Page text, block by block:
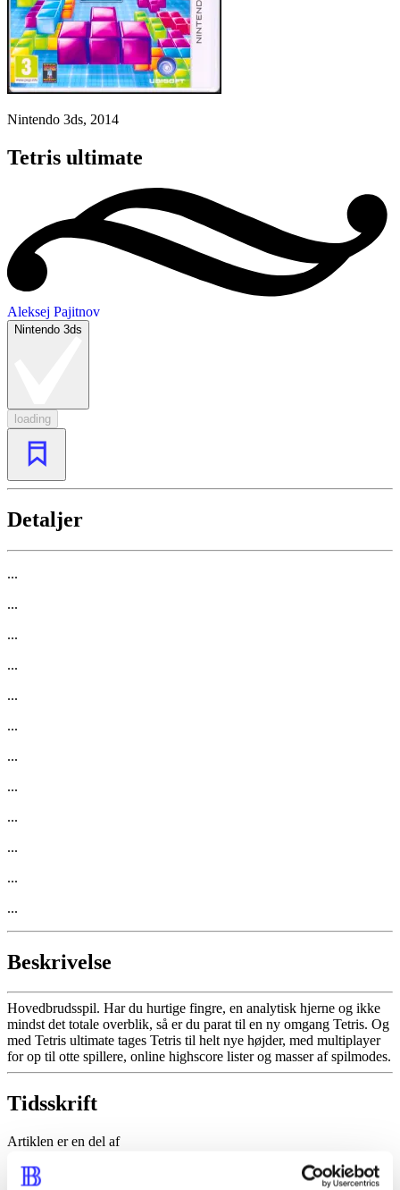
Nintendo 3ds, 2014
Tetris ultimate
Aleksej Pajitnov
Nintendo 3ds
loading
Detaljer
...
...
...
...
...
...
...
...
...
...
...
...
Beskrivelse
Hovedbrudsspil. Har du hurtige fingre, en analytisk hjerne og ikke
mindst det totale overblik, så er du parat til en ny omgang Tetris. Og
med Tetris ultimate tages Tetris til helt nye højder, med multiplayer
for op til otte spillere, online highscore lister og masser af spilmodes.
Tidsskrift
Artiklen er en del af